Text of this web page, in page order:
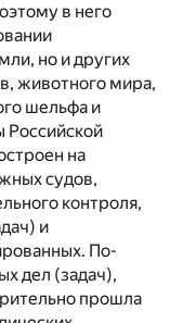
в него
но и других
животного мира,
шельфа и
Российской
на
судов,
контроля,
и
По-
дел (задач),
прошла